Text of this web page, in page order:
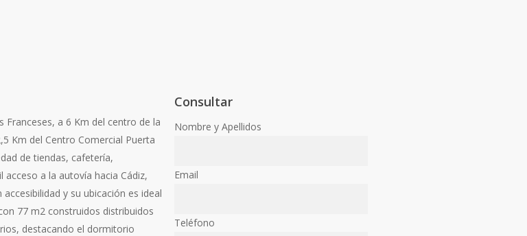
Franceses, a 6 Km del centro de la
Km del Centro Comercial Puerta
de tiendas, cafetería,
a la autovía hacia Cádiz,
y su ubicación es ideal
77 m2 construidos distribuidos
destacando el dormitorio
Consultar
Nombre y Apellidos
Email
Teléfono